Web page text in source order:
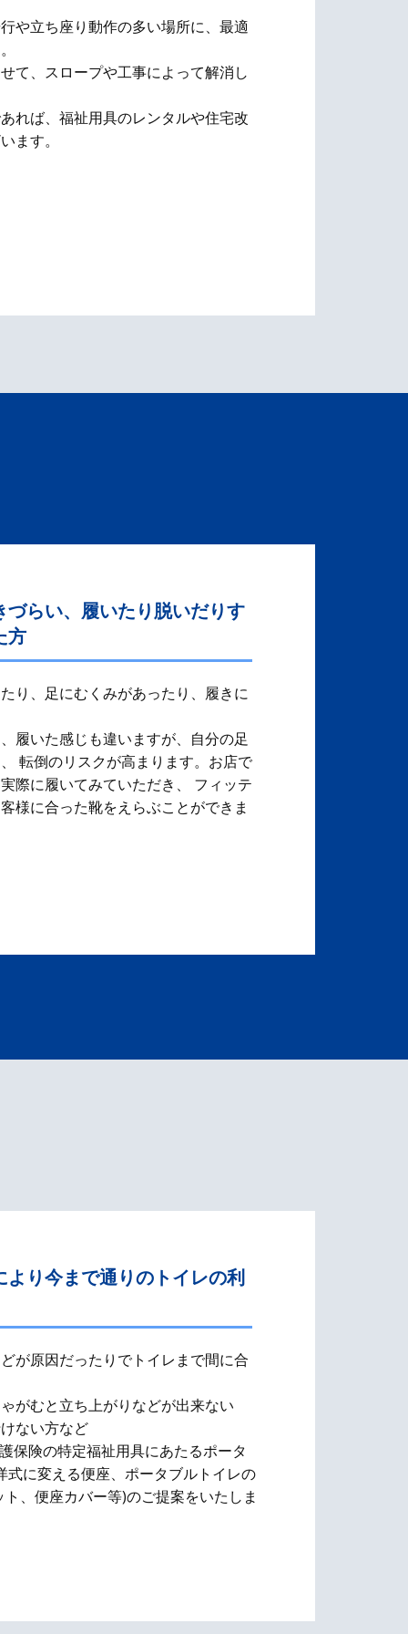
や立ち座り動作の多い場所に、最適
て、スロープや工事によって解消し
れば、福祉用具のレンタルや住宅改
ます。
らい、履いたり脱いだりす
方
り、足にむくみがあったり、履きに
履いた感じも違いますが、自分の足
転倒のリスクが高まります。お店で
際に履いてみていただき、 フィッテ
様に合った靴をえらぶことができま
り今まで通りのトイレの利
が原因だったりでトイレまで間に合
がむと立ち上がりなどが出来ない
ない方など
保険の特定福祉用具にあたるポータ
に変える便座、​ポータブルトイレの
、便座カバー等)のご提案をいたしま